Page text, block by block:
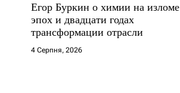
Егор Буркин о химии на изломе
эпох и двадцати годах
трансформации отрасли
4 Серпня, 2026